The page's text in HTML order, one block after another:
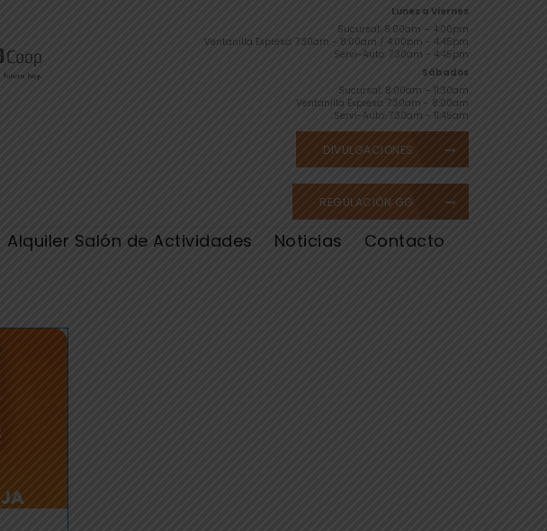
Lunes a Viernes
Sucursal: 8:00am – 4:00pm
Ventanilla Expreso: 7:30am - 8:00am / 4:00pm - 4:45pm
Servi-Auto: 7:30am - 4:45pm
Sábados
Sucursal: 8:00am – 11:30am
Ventanilla Expreso: 7:30am - 8:00am
Servi-Auto: 7:30am - 11:45am
DIVULGACIONES
REGULACIÓN GG
Alquiler Salón de Actividades Noticias Contacto